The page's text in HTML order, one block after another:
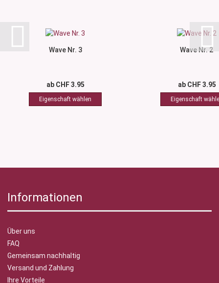
Wave Nr. 3
ab CHF 3.95
Wave Nr. 2
ab CHF 3.95
Informationen
Über uns
FAQ
Gemeinsam nachhaltig
Versand und Zahlung
Ihre Vorteile